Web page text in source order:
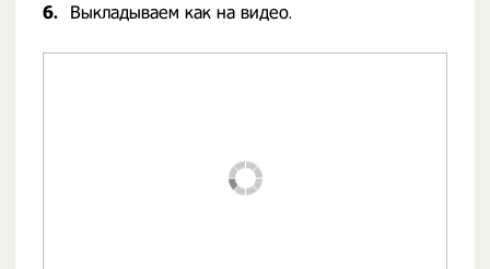
6. Выкладываем как на видео.